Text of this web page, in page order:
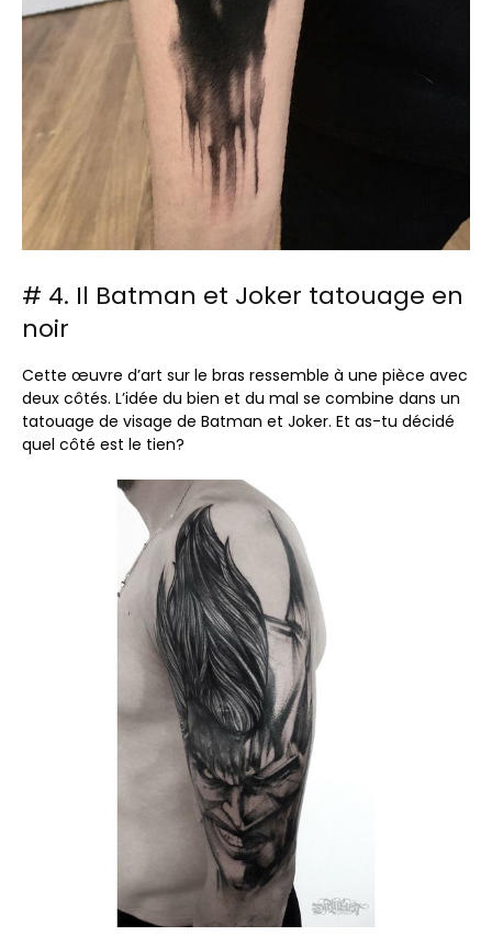
# 4. Il Batman et Joker tatouage en
noir
Cette œuvre d’art sur le bras ressemble à une pièce avec
deux côtés. L’idée du bien et du mal se combine dans un
tatouage de visage de Batman et Joker. Et as-tu décidé
quel côté est le tien?